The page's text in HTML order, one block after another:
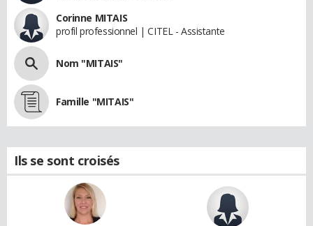
Corinne MITAIS
profil professionnel | CITEL - Assistante
Nom "MITAIS"
Famille "MITAIS"
Ils se sont croisés